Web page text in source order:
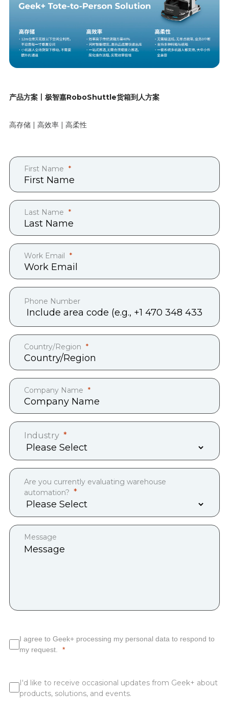
产品方案丨极智嘉RoboShuttle货箱到人方案
高存储 | 高效率 | 高柔性
First Name
Last Name
Work Email
Phone Number
Country/Region
Company Name
Industry
Are you currently evaluating warehouse
automation?
Message
I agree to Geek+ processing my personal data to respond to
my request.
I'd like to receive occasional updates from Geek+ about
products, solutions, and events.